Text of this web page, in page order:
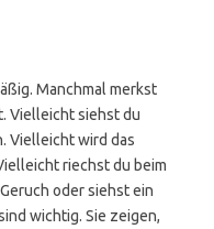
Manchmal merkst
Vielleicht siehst du
Vielleicht wird das
riechst du beim
oder siehst ein
wichtig. Sie zeigen,